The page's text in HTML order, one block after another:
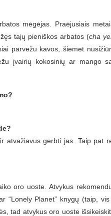
mėgėjas. Praėjusiais
tajų pieniškos arbatos (cha
parvežu kavos, šiemet
įvairių kokosinių ar mango
atvažiavus gerbti jas. Taip pat
oro uoste. Atvykus
Planet” knygų (taip,
tad atvykus oro uoste